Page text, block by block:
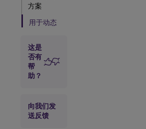
方案
用于动态
这是
否有
帮
助？
向我们发
送反馈